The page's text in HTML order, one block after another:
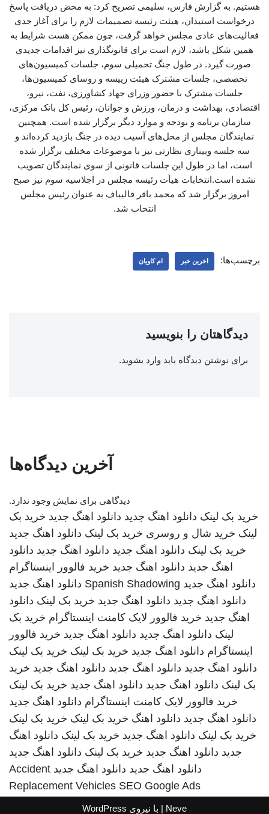
هستیم. به گزارش فارس، سلیمی تصریح کرد: به محض دریافت پاسخ
درخواست استیذان، هیئت رئیسه تصمیمات لازم را برای آغاز جدی
فعالیت‌های عادی مجلس خواهد گرفت، چون ممکن هست شرایط به
همین شکل باشد، لازم است برای قانونگذاری نیز اقدامات جدیدی
صورت گیرد. در طول جنگ تحمیلی سوم، جلسات کمیسیون‌های
تحصصی، جلسات مشترک هیئت رییسه و روسای کمیسیون‌ها،
جلسات مشترک با حضور وزرای جهاد کشاورزی، نفت، نیرو،
اقتصادی، بهداشت و درمان، ورزش و جوانان، رئیس کل بانک مرکزی،
سازمان برنامه و بودجه و موارد دیگر برگزار شده است. همچنین
نمایندگان مجلس از محل‌های آسیب دیده در جنگ بازدید کرده‌اند و
سه جلسه وبیناری ‌نظارتی نیز با موضوعات مختلف برگزار شده
است، اما در طول این جلسات قانونی از سوی نمایندگان تصویب
نشده است.انتخابات هیأت‌ رئیسه مجلس در اجلاسیه سوم نیز صبح
امروز برگزار شد که محمد باقر قالیباف به عنوان رئیس مجلس
انتخاب شد.
برچسب‌ها: اخرین خبر ام کاویان
دیدگاهتان را بنویسید
برای نوشتن دیدگاه باید وارد بشوید.
آخرین دیدگاه‌ها
دیدگاهی برای نمایش وجود ندارد.
خرید بک لینک دانلود اهنگ جدید دانلود اهنگ جدید خرید بک
لینک خرید شال و روسری خرید بک لینک دانلود اهنگ جدید
خرید بک لینک دانلود اهنگ جدید دانلود اهنگ جدید دانلود
اهنگ جدید دانلود اهنگ جدید خرید فالوور اینستاگرام
دانلود اهنگ جدید Spanish Shadowing دانلود اهنگ جدید
دانلود اهنگ جدید دانلود اهنگ جدید خرید بک لینک دانلود
اهنگ جدید خرید فالوور لایک کامنت اینستاگرام خرید بک
لینک دانلود اهنگ جدید دانلود اهنگ جدید خرید فالوور
اینستاگرام دانلود اهنگ جدید خرید بک لینک خرید بک لینک
دانلود اهنگ جدید دانلود اهنگ جدید دانلود اهنگ جدید خرید
بک لینک دانلود اهنگ جدید دانلود اهنگ جدید خرید بک لینک
خرید فالوور لایک کامنت اینستاگرام دانلود اهنگ جدید
دانلود اهنگ جدید دانلود اهنگ خرید بک لینک خرید بک لینک
خرید بک لینک دانلود اهنگ جدید خرید بک لینک دانلود اهنگ
جدید دانلود اهنگ جدید خرید بک لینک دانلود اهنگ جدید
دانلود اهنگ جدید دانلود اهنگ جدید Accident
Replacement Vehicles SEO Google Ads
Neve | با نیروی WordPress